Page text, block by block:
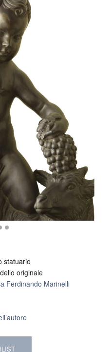
statuario
originale
Ferdinando Marinelli